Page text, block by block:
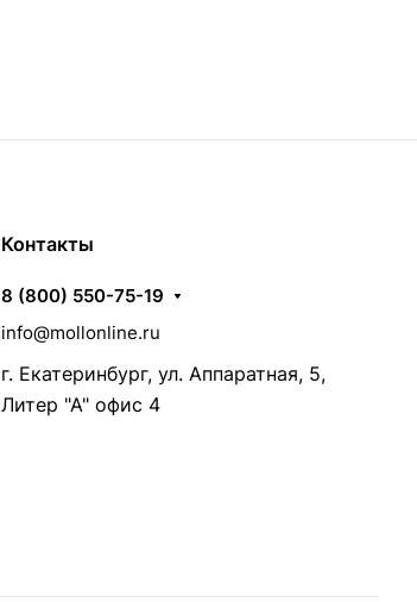
Контакты
8 (800) 550-75-19
info@mollonline.ru
г. Екатеринбург, ул. Аппаратная, 5,
Литер "А" офис 4